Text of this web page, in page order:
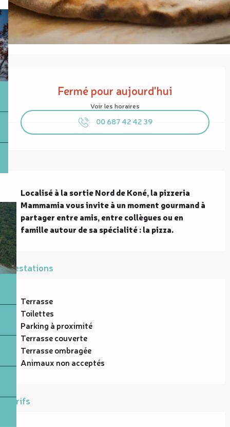
Ouverture et coordonnées
Fermé pour aujourd'hui
Voir les horaires
00 687 42 42 39
Description
Localisé à la sortie Nord de Koné, la pizzeria
Mammamia vous invite à un moment gourmand à
partager entre amis, entre collègues ou en
famille autour de sa spécialité : la pizza.
Prestations
Terrasse
Toilettes
Parking à proximité
Terrasse couverte
Terrasse ombragée
Animaux non acceptés
Tarifs